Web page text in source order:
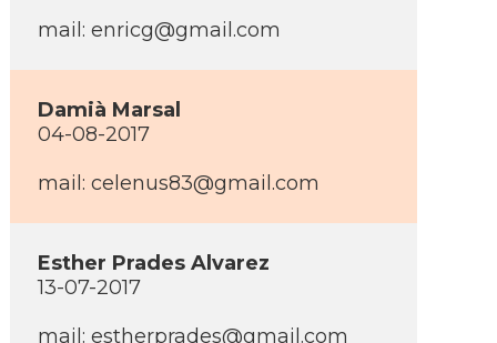
mail: enricg@gmail.com
Damià Marsal
04-08-2017
mail: celenus83@gmail.com
Esther Prades Alvarez
13-07-2017
mail: estherprades@gmail.com